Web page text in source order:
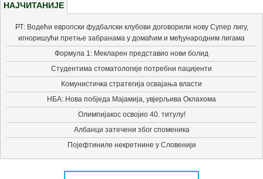
НАЈЧИТАНИЈЕ
РТ: Водећи европски фудбалски клубови договорили нову Супер лигу,
игноришући претње забранама у домаћим и међународним лигама
Формула 1: Мекларен представио нови болид
Студентима стоматологије потребни пацијенти
Комунистичка стратегија освајања власти
НБА: Нова побједа Мајамија, увјерљива Оклахома
Олимпијакос освојио 40. титулу!
Албанци затечени због споменика
Појефтиниле некретнине у Словенији